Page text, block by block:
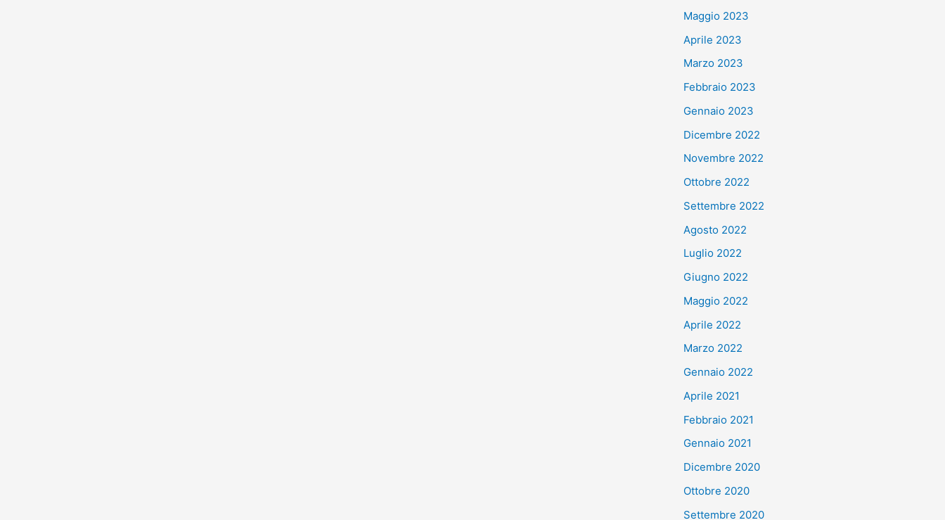
Maggio 2023
Aprile 2023
Marzo 2023
Febbraio 2023
Gennaio 2023
Dicembre 2022
Novembre 2022
Ottobre 2022
Settembre 2022
Agosto 2022
Luglio 2022
Giugno 2022
Maggio 2022
Aprile 2022
Marzo 2022
Gennaio 2022
Aprile 2021
Febbraio 2021
Gennaio 2021
Dicembre 2020
Ottobre 2020
Settembre 2020